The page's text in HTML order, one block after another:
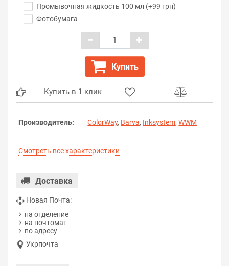
Промывочная жидкость 100 мл (+99 грн)
Фотобумага
Купить
Купить в 1 клик
Производитель: ColorWay, Barva, Inksystem,WWM
Смотреть все характеристики
Доставка
Новая Почта:
на отделение
на почтомат
по адресу
Укрпочта